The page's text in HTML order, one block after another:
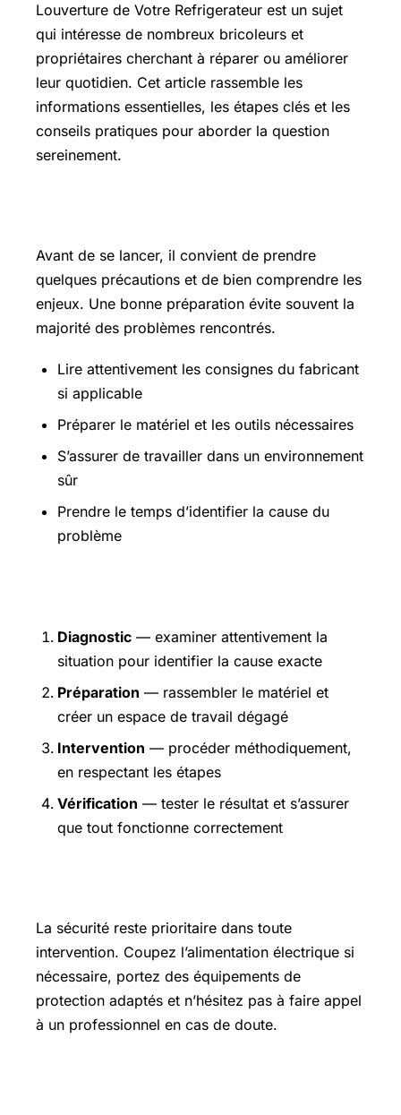
Louverture de Votre Refrigerateur est un sujet
qui intéresse de nombreux bricoleurs et
propriétaires cherchant à réparer ou améliorer
leur quotidien. Cet article rassemble les
informations essentielles, les étapes clés et les
conseils pratiques pour aborder la question
sereinement.
Avant de se lancer, il convient de prendre
quelques précautions et de bien comprendre les
enjeux. Une bonne préparation évite souvent la
majorité des problèmes rencontrés.
Lire attentivement les consignes du fabricant
si applicable
Préparer le matériel et les outils nécessaires
S’assurer de travailler dans un environnement
sûr
Prendre le temps d’identifier la cause du
problème
Diagnostic — examiner attentivement la
situation pour identifier la cause exacte
Préparation — rassembler le matériel et
créer un espace de travail dégagé
Intervention — procéder méthodiquement,
en respectant les étapes
Vérification — tester le résultat et s’assurer
que tout fonctionne correctement
La sécurité reste prioritaire dans toute
intervention. Coupez l’alimentation électrique si
nécessaire, portez des équipements de
protection adaptés et n’hésitez pas à faire appel
à un professionnel en cas de doute.